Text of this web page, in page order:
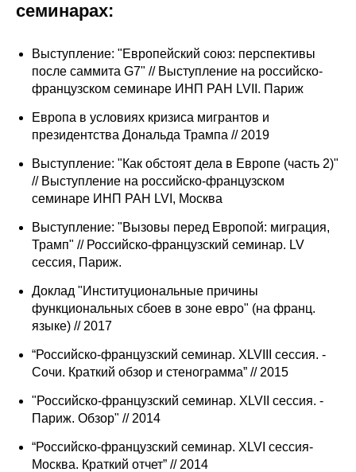
Научная жизнь
Издания
Проблемы прогнозирования
О журнале
Номера журналов
Редакционная этика
Информация для авторов
Стандарты оформления
Научные труды
Выпуски
Редакционная этика
семинарах:
Выступление: "Европейский союз: перспективы
после саммита G7" // Выступление на российско-
французском семинаре ИНП РАН LVII. Париж
Европа в условиях кризиса мигрантов и
президентства Дональда Трампа // 2019
Выступление: "Как обстоят дела в Европе (часть 2)"
// Выступление на российско-французском
семинаре ИНП РАН LVI, Москва
Выступление: "Вызовы перед Европой: миграция,
Трамп" // Российско-французский семинар. LV
сессия, Париж.
Доклад "Институциональные причины
функциональных сбоев в зоне евро" (на франц.
языке) // 2017
“Российско-французский семинар. XLVIII сессия. -
Сочи. Краткий обзор и стенограмма” // 2015
"Российско-французский семинар. XLVII сессия. -
Париж. Обзор" // 2014
“Российско-французский семинар. XLVI сессия-
Москва. Краткий отчет” // 2014